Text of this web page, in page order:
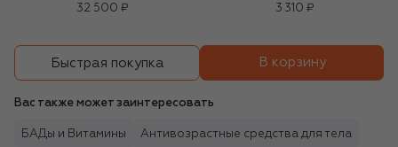
32 500 ₽
формате (50ml)
3 310 ₽
Быстрая покупка В корзину
Вас также может заинтересовать
БАДы и Витамины Антивозрастные средства для тела